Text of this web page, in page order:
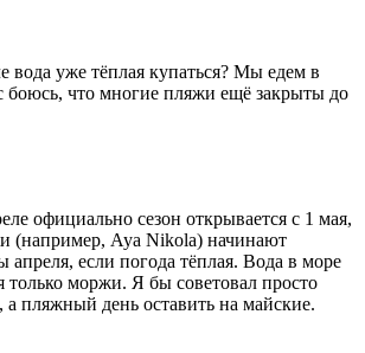
вода уже тёплая купаться? Мы едем в
боюсь, что многие пляжи ещё закрыты до
официально сезон открывается с 1 мая,
(например, Aya Nikola) начинают
апреля, если погода тёплая. Вода в море
только моржи. Я бы советовал просто
а пляжный день оставить на майские.